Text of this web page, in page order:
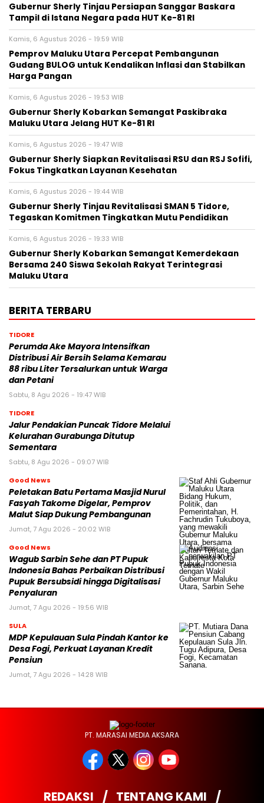
Gubernur Sherly Tinjau Persiapan Sanggar Baskara
Tampil di Istana Negara pada HUT Ke-81 RI
Kamis, 6 Agustus 2026 - 19:59 WIB
Pemprov Maluku Utara Percepat Pembangunan
Gudang BULOG untuk Kendalikan Inflasi dan Stabilkan
Harga Pangan
Kamis, 6 Agustus 2026 - 19:53 WIB
Gubernur Sherly Kobarkan Semangat Paskibraka
Maluku Utara Jelang HUT Ke-81 RI
Kamis, 6 Agustus 2026 - 19:47 WIB
Gubernur Sherly Siapkan Revitalisasi RSU dan RSJ Sofifi,
Fokus Tingkatkan Layanan Kesehatan
Kamis, 6 Agustus 2026 - 19:44 WIB
Gubernur Sherly Tinjau Revitalisasi SMAN 5 Tidore,
Tegaskan Komitmen Tingkatkan Mutu Pendidikan
Kamis, 6 Agustus 2026 - 19:33 WIB
Gubernur Sherly Kobarkan Semangat Kemerdekaan
Bersama 240 Siswa Sekolah Rakyat Terintegrasi
Maluku Utara
BERITA TERBARU
TIDORE
Perumda Ake Mayora Intensifkan
Distribusi Air Bersih Selama Kemarau
88 ribu Liter Tersalurkan untuk Warga
dan Petani
Sabtu, 8 Agu 2026 - 19:47 WIB
TIDORE
Jalur Pendakian Puncak Tidore Melalui
Kelurahan Gurabunga Ditutup
Sementara
Sabtu, 8 Agu 2026 - 09:07 WIB
Good News
Peletakan Batu Pertama Masjid Nurul
Fasyah Takome Digelar, Pemprov
Malut Siap Dukung Pembangunan
Jumat, 7 Agu 2026 - 20:02 WIB
Good News
Wagub Sarbin Sehe dan PT Pupuk
Indonesia Bahas Perbaikan Distribusi
Pupuk Bersubsidi hingga Digitalisasi
Penyaluran
Jumat, 7 Agu 2026 - 19:56 WIB
SULA
MDP Kepulauan Sula Pindah Kantor ke
Desa Fogi, Perkuat Layanan Kredit
Pensiun
Jumat, 7 Agu 2026 - 14:28 WIB
PT. MARASAI MEDIA AKSARA
REDAKSI TENTANG KAMI